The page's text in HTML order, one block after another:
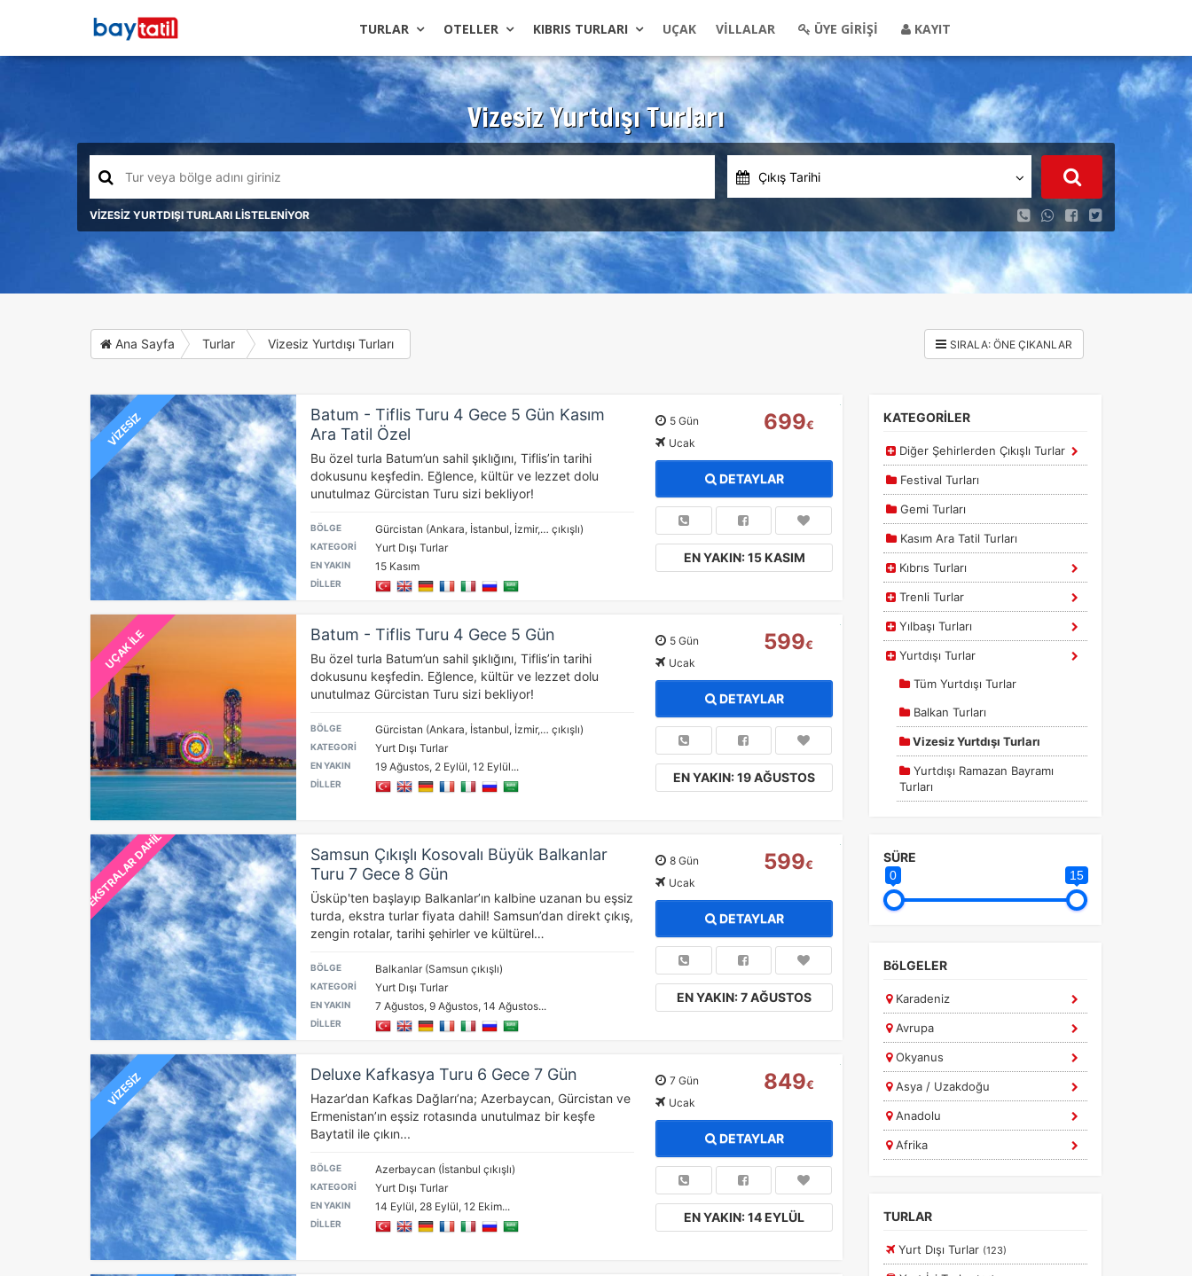
TURLAR OTELLER KIBRIS TURLARI UÇAK VILLALAR ÜYE GİRİŞİ KAYIT
Vizesiz Yurtdışı Turları
Çıkış Tarihi
VİZESİZ YURTDIŞI TURLARI LİSTELENİYOR
Ana Sayfa Turlar Vizesiz Yurtdışı Turları
VİZESİZ
Batum - Tiflis Turu 4 Gece 5 Gün Kasım
Ara Tatil Özel
Bu özel turla Batum’un sahil şıklığını, Tiflis’in tarihi
dokusunu keşfedin. Eğlence, kültür ve lezzet dolu
unutulmaz Gürcistan Turu sizi bekliyor!
BÖLGE Gürcistan (Ankara, İstanbul, İzmir,… çıkışlı)
KATEGORİ Yurt Dışı Turlar
EN YAKIN 15 Kasım
DİLLER
5 Gün
Ucak
699€
DETAYLAR
EN YAKIN: 15 KASIM
UÇAK İLE Batum - Tiflis Turu 4 Gece 5 Gün
Bu özel turla Batum’un sahil şıklığını, Tiflis’in tarihi
dokusunu keşfedin. Eğlence, kültür ve lezzet dolu
unutulmaz Gürcistan Turu sizi bekliyor!
BÖLGE Gürcistan (Ankara, İstanbul, İzmir,… çıkışlı)
KATEGORİ Yurt Dışı Turlar
EN YAKIN 19 Ağustos, 2 Eylül, 12 Eylül...
DİLLER
5 Gün
Ucak
599€
DETAYLAR
EN YAKIN: 19 AĞUSTOS
EKSTRALAR DAHİL
Samsun Çıkışlı Kosovalı Büyük Balkanlar
Turu 7 Gece 8 Gün
Üsküp'ten başlayıp Balkanlar’ın kalbine uzanan bu eşsiz
turda, ekstra turlar fiyata dahil! Samsun’dan direkt çıkış,
zengin rotalar, tarihi şehirler ve kültürel…
BÖLGE Balkanlar (Samsun çıkışlı)
KATEGORİ Yurt Dışı Turlar
EN YAKIN 7 Ağustos, 9 Ağustos, 14 Ağustos...
DİLLER
8 Gün
Ucak
599€
DETAYLAR
EN YAKIN: 7 AĞUSTOS
VİZESİZ Deluxe Kafkasya Turu 6 Gece 7 Gün
Hazar’dan Kafkas Dağları’na; Azerbaycan, Gürcistan ve
Ermenistan’ın eşsiz rotasında unutulmaz bir keşfe
Baytatil ile çıkın...
BÖLGE Azerbaycan (İstanbul çıkışlı)
KATEGORİ Yurt Dışı Turlar
EN YAKIN 14 Eylül, 28 Eylül, 12 Ekim...
DİLLER
7 Gün
Ucak
849€
DETAYLAR
EN YAKIN: 14 EYLÜL
KATEGORİLER
Diğer Şehirlerden Çıkışlı Turlar
Festival Turları
Gemi Turları
Kasım Ara Tatil Turları
Kıbrıs Turları
Trenli Turlar
Yılbaşı Turları
Yurtdışı Turlar
Tüm Yurtdışı Turlar
Balkan Turları
Vizesiz Yurtdışı Turları
Yurtdışı Ramazan Bayramı
Turları
Tazmanya Turları
Dubai Turları
Exclusive Turlar
Güney Afrika Turları
Gürcistan Azerbaycan
Ermenistan Turları
İskandinavya Turları
Orta Asya Turları
SÜRE
0 15
BöLGELER
Karadeniz
Avrupa
Okyanus
Asya / Uzakdoğu
Anadolu
Afrika
Diğer
TURLAR
Yurt Dışı Turlar (123)